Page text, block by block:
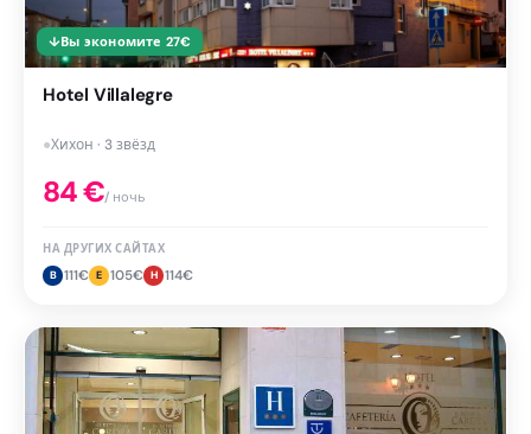
↓Вы экономите 27€
Hotel Villalegre
●Хихон · 3 звёзд
84€/ ночь
НА ДРУГИХ САЙТАХ
B 111€ E 105€ H 114€